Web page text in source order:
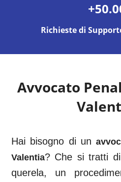
Richieste di
Avvocato
Hai bisogno di un
Valentia? Che si tratti
querela, un